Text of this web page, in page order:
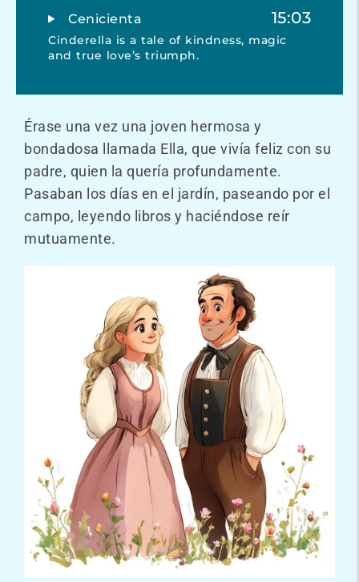
Cenicienta 15:03
Cinderella is a tale of kindness, magic
and true love’s triumph.
Érase una vez una joven hermosa y
bondadosa llamada Ella, que vivía feliz con su
padre, quien la quería profundamente.
Pasaban los días en el jardín, paseando por el
campo, leyendo libros y haciéndose reír
mutuamente.